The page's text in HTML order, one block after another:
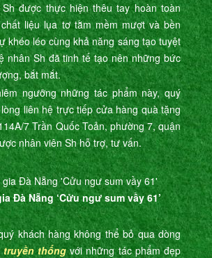
được thực hiện thêu tay hoàn toàn
liệu lụa tơ tằm mềm mượt và bền
khéo léo cùng khả năng sáng tạo tuyệt
nhân Sh đã tinh tế tạo nên những bức
bắt mắt.
ngưỡng những tác phẩm này, quý
liên hệ trực tiếp cửa hàng quà tặng
7 Trần Quốc Toản, phường 7, quận
nhân viên Sh hỗ trợ, tư vấn.
Đà Nẵng ‘Cửu ngư sum vầy 61’
khách hàng không thể bỏ qua dòng
thống với những tác phẩm đẹp